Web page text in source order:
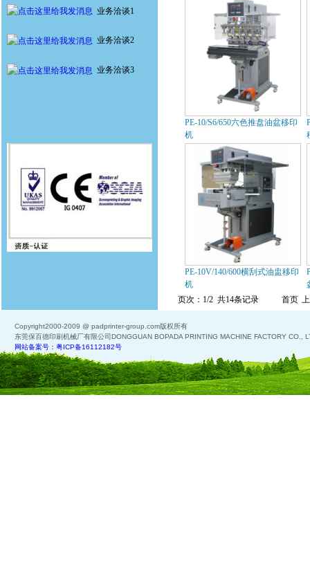
业务洽谈1
业务洽谈2
业务洽谈3
PE-10/S6/650六色推盘油盆移印
机
PE-10V/140/600横刮式油盅移印
机
页次：1/2 共14条记录
首页
Copyright2000-2009 @ padprinter-group.com版权所有
东莞保百德印刷机械厂有限公司DONGGUAN BOPADA PRINTING MACHINE FACTORY CO.,
网站备案号：粤ICP备16112182号